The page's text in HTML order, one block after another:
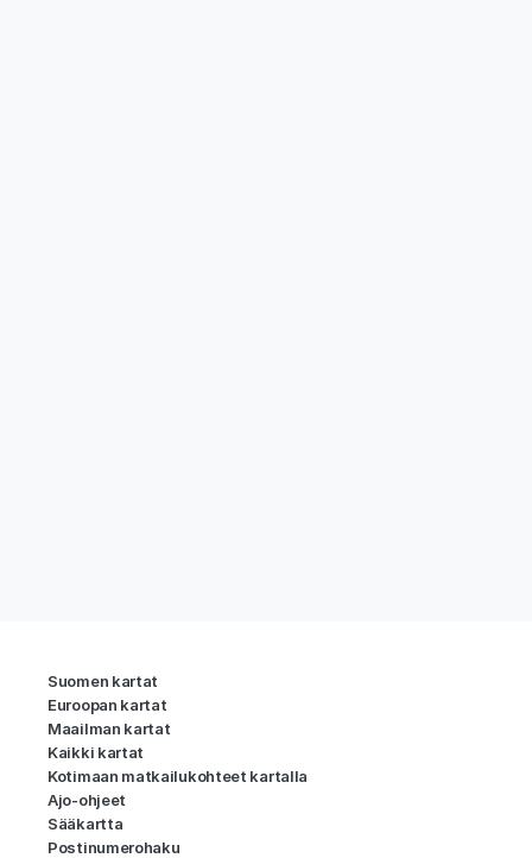
Suomen kartat
Euroopan kartat
Maailman kartat
Kaikki kartat
Kotimaan matkailukohteet kartalla
Ajo-ohjeet
Sääkartta
Postinumerohaku